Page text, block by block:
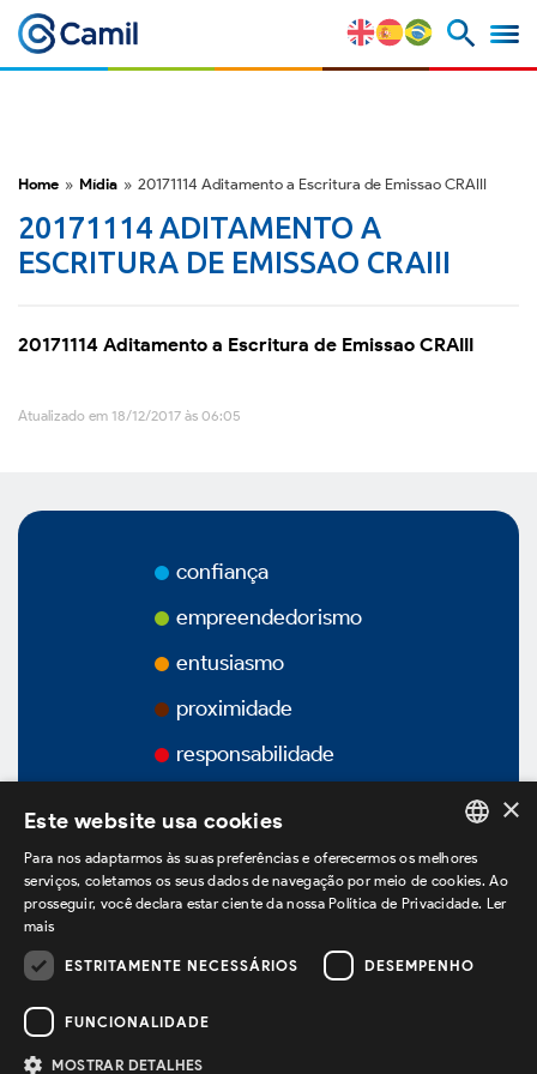
Nossas Marcas
Estratégia e Vantagens
Competitivas
Fatores de Risco
M&A e Mercado de Capitais
Vídeos
Governança Corporativa
Home » Mídia » 20171114 Aditamento a Escritura de Emissao CRAIII
20171114 ADITAMENTO A
ESCRITURA DE EMISSAO CRAIII
20171114 Aditamento a Escritura de Emissao CRAIII
Atualizado em 18/12/2017 às 06:05
confiança
empreendedorismo
entusiasmo
proximidade
responsabilidade
estamos no LinkedIn
PORTUGUESE
×
Este website usa cookies
Para nos adaptarmos às suas preferências e oferecermos os melhores
serviços, coletamos os seus dados de navegação por meio de cookies. Ao
prosseguir, você declara estar ciente da nossa Política de Privacidade. Ler
mais
ESTRITAMENTE NECESSÁRIOS DESEMPENHO
FUNCIONALIDADE
MOSTRAR DETALHES